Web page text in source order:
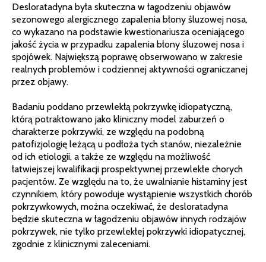
Desloratadyna była skuteczna w łagodzeniu objawów
sezonowego alergicznego zapalenia błony śluzowej nosa,
co wykazano na podstawie kwestionariusza oceniającego
jakość życia w przypadku zapalenia błony śluzowej nosa i
spojówek. Największą poprawę obserwowano w zakresie
realnych problemów i codziennej aktywności ograniczanej
przez objawy.
Badaniu poddano przewlekłą pokrzywkę idiopatyczną,
którą potraktowano jako kliniczny model zaburzeń o
charakterze pokrzywki, ze względu na podobną
patofizjologię leżącą u podłoża tych stanów, niezależnie
od ich etiologii, a także ze względu na możliwość
łatwiejszej kwalifikacji prospektywnej przewlekłe chorych
pacjentów. Ze względu na to, że uwalnianie histaminy jest
czynnikiem, który powoduje wystąpienie wszystkich chorób
pokrzywkowych, można oczekiwać, że desloratadyna
będzie skuteczna w łagodzeniu objawów innych rodzajów
pokrzywek, nie tylko przewlekłej pokrzywki idiopatycznej,
zgodnie z klinicznymi zaleceniami.